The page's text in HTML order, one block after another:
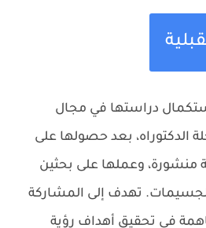
دراستها في مجال
الدكتوراه، بعد حصولها على
منشورة، وعملها على بحثين
تهدف إلى المشاركة
في تحقيق أهداف رؤية